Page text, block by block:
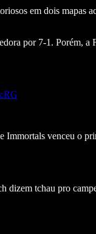
em dois mapas
por 7-1. Porém, a
Immortals venceu o
dizem tchau pro